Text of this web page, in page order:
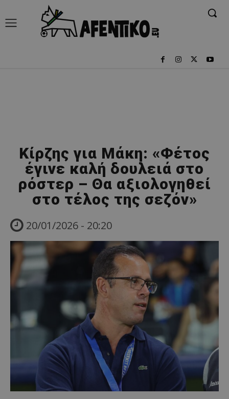
Κίρζης για Μάκη: «Φέτος
έγινε καλή δουλειά στο
ρόστερ – Θα αξιολογηθεί
στο τέλος της σεζόν»
20/01/2026 - 20:20